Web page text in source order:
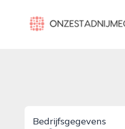
onzestadnijmegen.nl
Bedrijfsgegevens